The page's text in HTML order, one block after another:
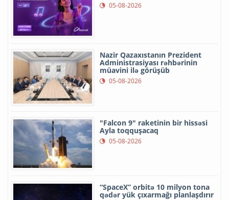
05-08-2026
Nazir Qazaxıstanın Prezident
Administrasiyası rəhbərinin
müavini ilə görüşüb
05-08-2026
"Falcon 9" raketinin bir hissəsi
Ayla toqquşacaq
05-08-2026
“SpaceX” orbitə 10 milyon tona
qədər yük çıxarmağı planlaşdırır